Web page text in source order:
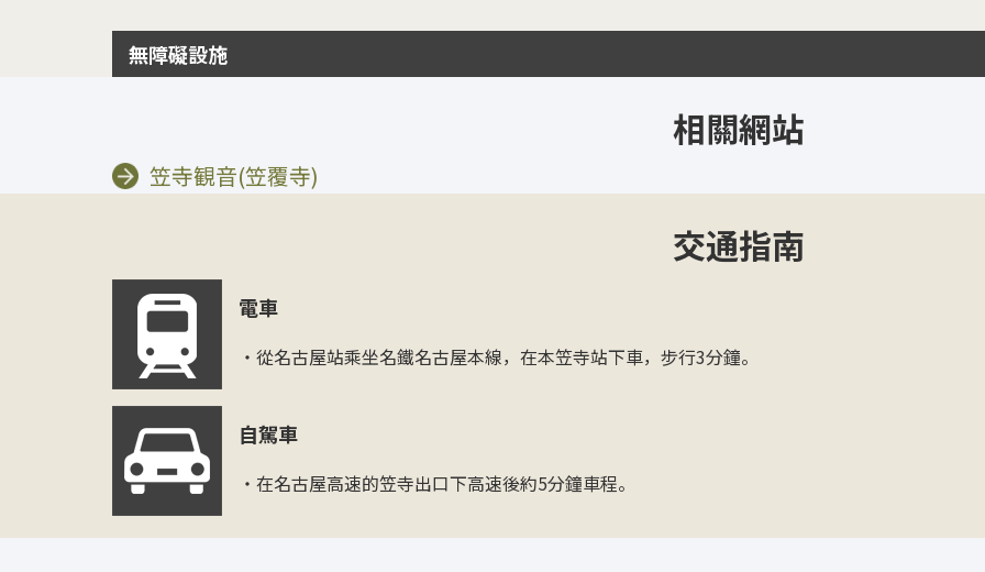
無障礙設施
相關網站
笠寺観音(笠覆寺)
交通指南
電車
・從名古屋站乘坐名鐵名古屋本線，在本笠寺站下車，步行3分鐘。
自駕車
・在名古屋高速的笠寺出口下高速後約5分鐘車程。